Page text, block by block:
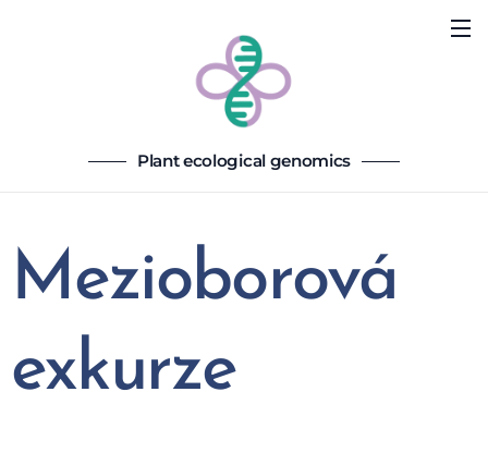
Plant ecological genomics
Mezioborová
exkurze